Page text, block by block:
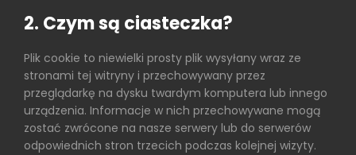
2. Czym są ciasteczka?
Plik cookie to niewielki prosty plik wysyłany wraz ze
stronami tej witryny i przechowywany przez
przeglądarkę na dysku twardym komputera lub innego
urządzenia. Informacje w nich przechowywane mogą
zostać zwrócone na nasze serwery lub do serwerów
odpowiednich stron trzecich podczas kolejnej wizyty.